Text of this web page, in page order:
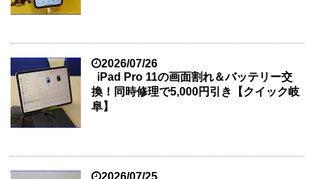
2026/07/26
iPad Pro 11の画面割れ＆バッテリー交
換！同時修理で5,000円引き【クイック岐
阜】
2026/07/25